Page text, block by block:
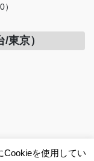
東京）
Cookieを使用してい